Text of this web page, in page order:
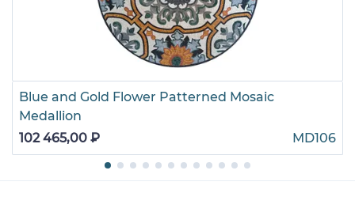
Blue and Gold Flower Patterned Mosaic
Medallion
102 465,00 ₽
MD106